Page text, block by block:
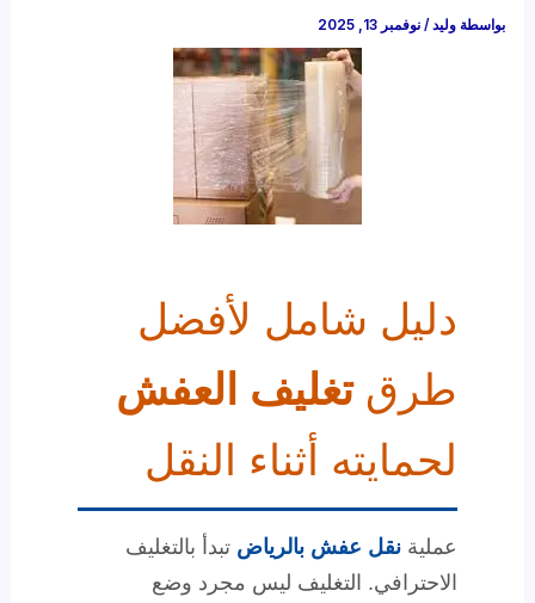
بواسطة وليد/نوفمبر 13, 2025
دليل شامل لأفضل
طرقتغليف العفش
لحمايته أثناء النقل
عمليةنقل عفش بالرياض تبدأ بالتغليف
الاحترافي. التغليف ليس مجرد وضع